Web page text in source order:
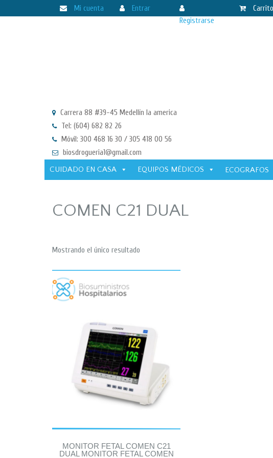
Mi cuenta
Entrar
Registrarse
Carrito
Carrera 88 #39-45 Medellín la america
Tel: (604) 682 82 26
Móvil: 300 468 16 30 / 305 418 00 56
biosdrogueria1@gmail.com
CUIDADO EN CASA
EQUIPOS MÉDICOS ECOGRAFOS
COMEN C21 DUAL
Mostrando el único resultado
MONITOR FETAL COMEN C21
DUAL MONITOR FETAL COMEN